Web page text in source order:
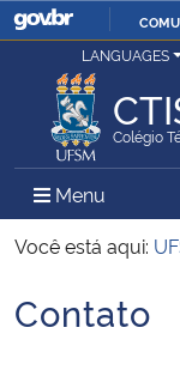
Ministério da Justiça e
Ministério da Defesa
Ministério das Relações
Ministério da Economia
LANGUAGES
Colégio
Menu Menu
Você está aqui:
Início do conteúdo
Contato